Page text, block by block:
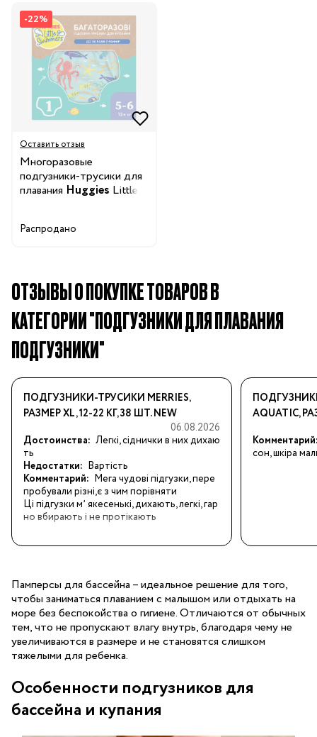
-22%
Оставить отзыв
Многоразовые
подгузники-трусики для
плавания Huggies Little
Распродано
ОТЗЫВЫ О ПОКУПКЕ ТОВАРОВ В
КАТЕГОРИИ "ПОДГУЗНИКИ ДЛЯ ПЛАВАНИЯ
ПОДГУЗНИКИ"
ПОДГУЗНИКИ-ТРУСИКИ MERRIES,
РАЗМЕР XL, 12-22 КГ, 38 ШТ. NEW
06.08.2026
Достоинства: Легкі, сіднички в них дихаю
ть
Недостатки: Вартість
Комментарий: Мега чудові підгузки, пере
пробували різні,є з чим порівняти
Ці підгузки мʼ якесенькі, дихають, легкі, гар
но вбирають і не протікають
AQUATIC,
сон, шкіра
Памперсы для бассейна – идеальное решение для того,
чтобы заниматься плаванием с малышом или отдыхать на
море без беспокойства о гигиене. Отличаются от обычных
тем, что не пропускают влагу внутрь, благодаря чему не
увеличиваются в размере и не становятся слишком
тяжелыми для ребенка.
Особенности подгузников для
бассейна и купания